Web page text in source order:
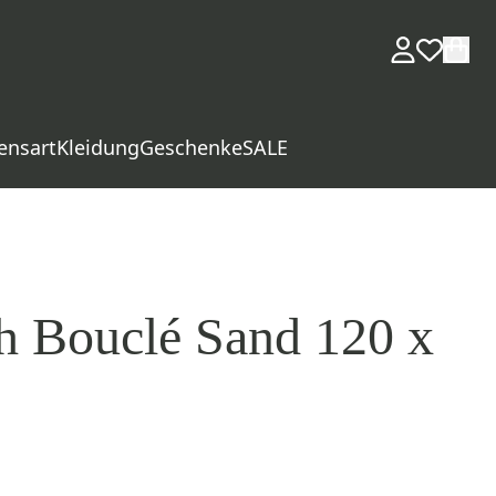
KleidungGeschenkeSALE
Bouclé Sand 120 x